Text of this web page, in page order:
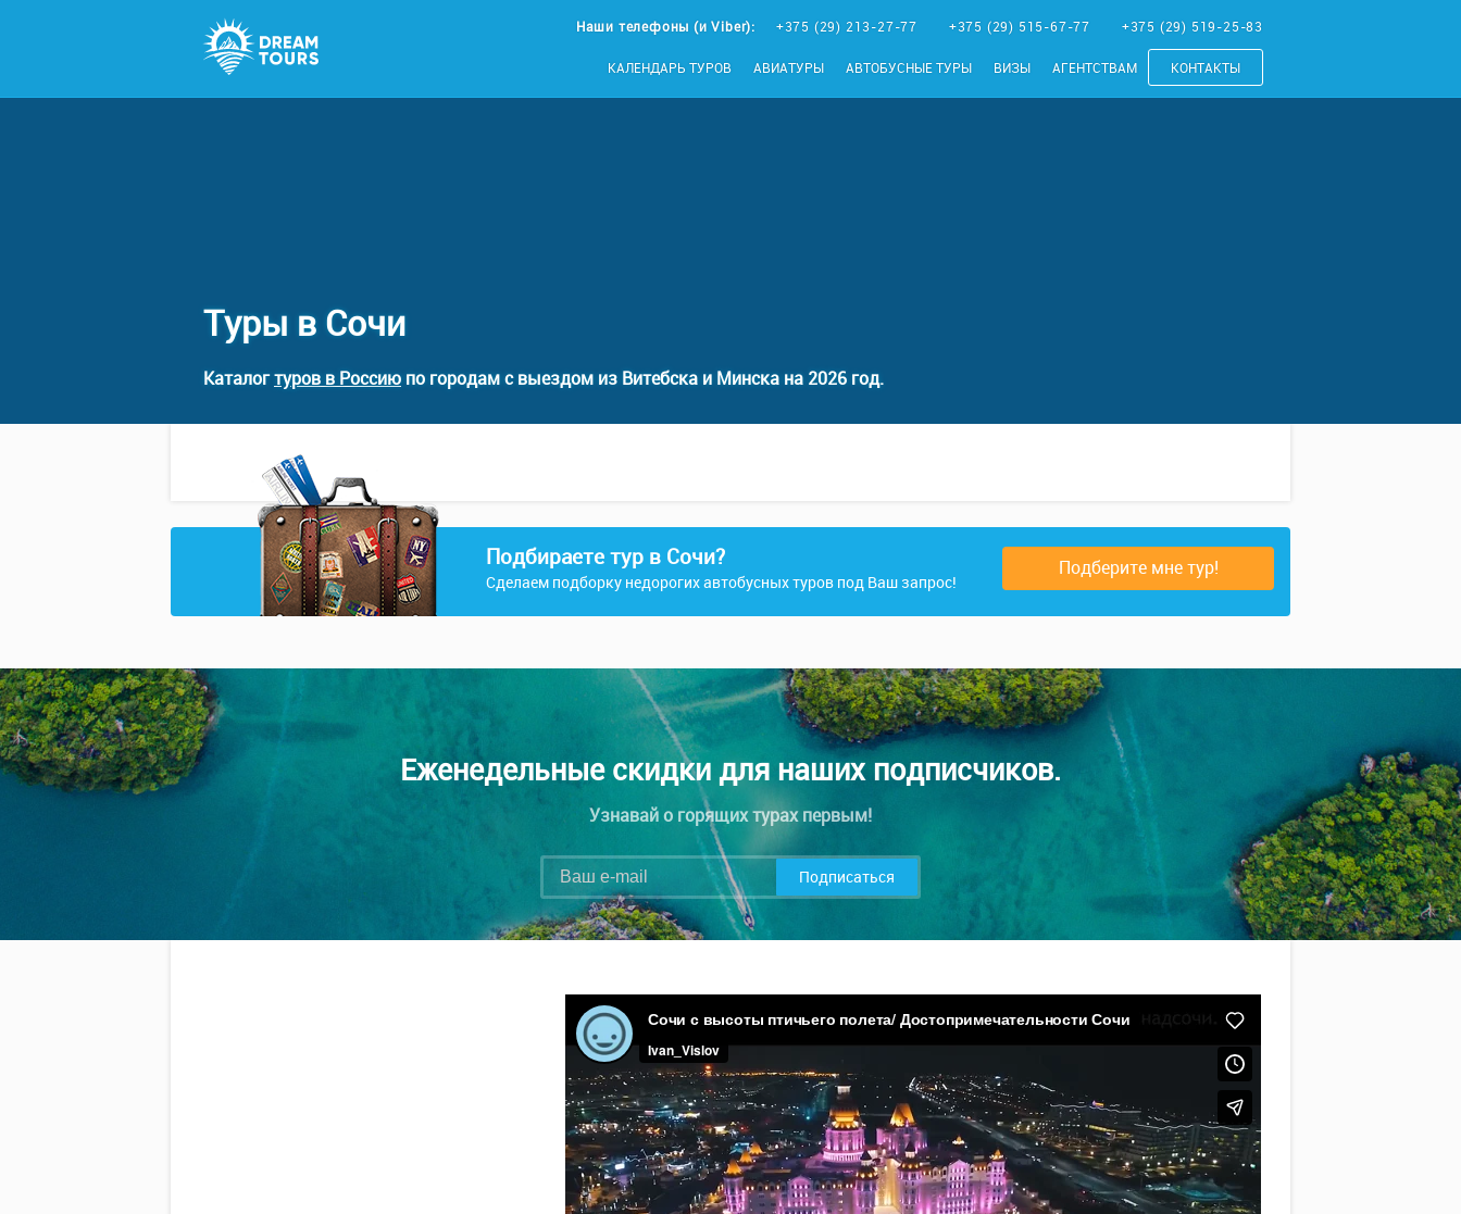
Наши телефоны (и Viber): +375 (29) 213-27-77 +375 (29) 515-67-77 +375 (29) 519-25-83
КАЛЕНДАРЬ ТУРОВ АВИАТУРЫ АВТОБУСНЫЕ ТУРЫ ВИЗЫ АГЕНТСТВАМ КОНТАКТЫ
Туры в Сочи
Каталогтуров в Россию по городам с выездом из Витебска и Минска на 2026 год.
Подбираете тур в Сочи?
Сделаем подборку недорогих автобусных туров под Ваш запрос!
Подберите мне тур!
Еженедельные скидки для наших подписчиков.
Узнавай о горящих турах первым!
Подписаться